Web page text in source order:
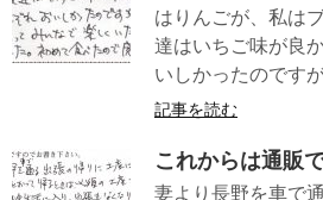
はりんごが、私は
達はいちご味が良
いしかったのです
記事を読む
これからは通販
妻より長野を車で